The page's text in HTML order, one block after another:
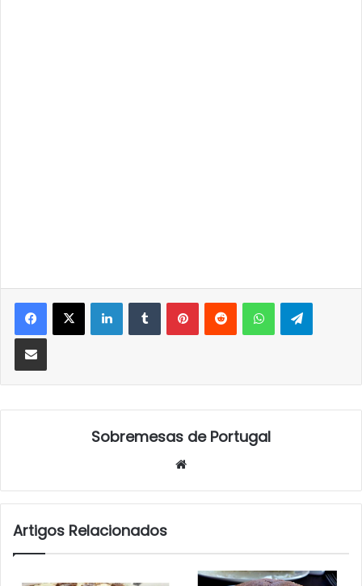
LinkedInTumblrPinterestReddit WhatsApp
Partilhar Via Email
Sobremesas de Portugal
Artigos Relacionados